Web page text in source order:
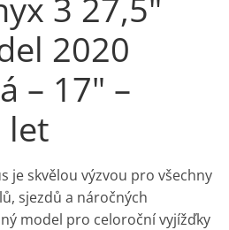
2020
– 17" –
let
je skvělou výzvou pro všechny
sjezdů a náročných
model pro celoroční vyjížďky